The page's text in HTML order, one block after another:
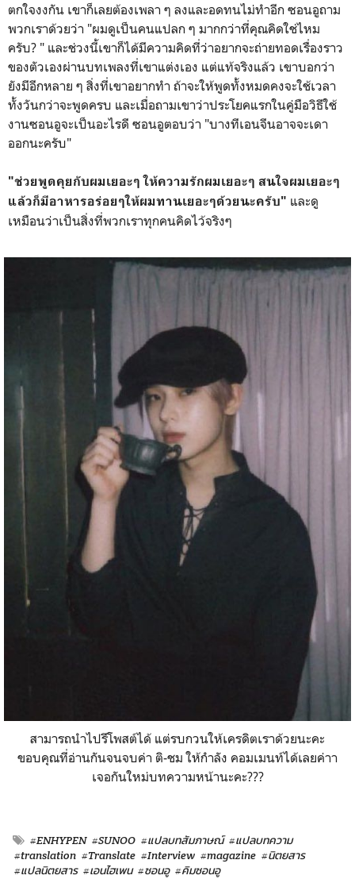
ตกใจงงกัน เขาก็เลยต้องเพลา ๆ ลงและอดทนไม่ทำอีก ซอนอูถาม
พวกเราด้วยว่า "ผมดูเป็นคนแปลก ๆ มากกว่าที่คุณคิดใช่ไหม
ครับ? " และช่วงนี้เขาก็ได้มีความคิดที่ว่าอยากจะถ่ายทอดเรื่องราว
ของตัวเองผ่านบทเพลงที่เขาแต่งเอง แต่แท้จริงแล้ว เขาบอกว่า
ยังมีอีกหลาย ๆ สิ่งที่เขาอยากทำ ถ้าจะให้พูดทั้งหมดคงจะใช้เวลา
ทั้งวันกว่าจะพูดครบ และเมื่อถามเขาว่าประโยคแรกในคู่มือวิธีใช้
งานซอนอูจะเป็นอะไรดี ซอนอูตอบว่า "บางทีเอนจีนอาจจะเดา
ออกนะครับ"
"ช่วยพูดคุยกับผมเยอะๆ ให้ความรักผมเยอะๆ สนใจผมเยอะๆ
แล้วก็มีอาหารอร่อยๆให้ผมทานเยอะๆด้วยนะครับ" และดู
เหมือนว่าเป็นสิ่งที่พวกเราทุกคนคิดไว้จริงๆ
สามารถนำไปรีโพสต์ได้ แต่รบกวนให้เครดิตเราด้วยนะคะ
ขอบคุณที่อ่านกันจนจบค่า ติ-ชม ให้กำลัง คอมเมนท์ได้เลยค่าา
เจอกันใหม่บทความหน้านะคะ???
#ENHYPEN #SUNOO #แปลบทสัมภาษณ์ #แปลบทความ
#translation #Translate #Interview #magazine #นิตยสาร
#แปลนิตยสาร #เอนไฮเพน #ซอนอู #คิมซอนอู